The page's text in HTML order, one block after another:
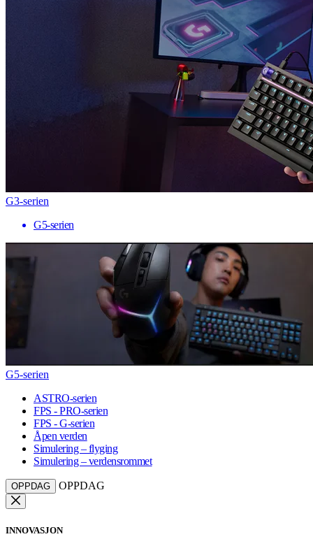
G3-serien
G5-serien
G5-serien
ASTRO-serien
FPS - PRO-serien
FPS - G-serien
Åpen verden
Simulering – flyging
Simulering – verdensrommet
OPPDAG OPPDAG
INNOVASJON